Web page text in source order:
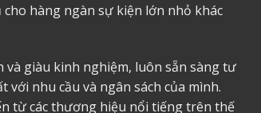
hàng ngàn sự kiện lớn nhỏ khác
giàu kinh nghiệm, luôn sẵn sàng tư
nhu cầu và ngân sách của mình.
từ các thương hiệu nổi tiếng trên thế